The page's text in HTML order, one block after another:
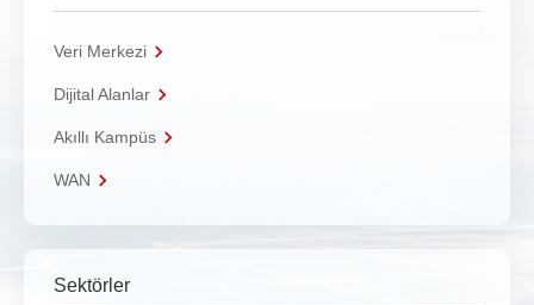
Veri Merkezi
Dijital Alanlar
Akıllı Kampüs
WAN
Sektörler